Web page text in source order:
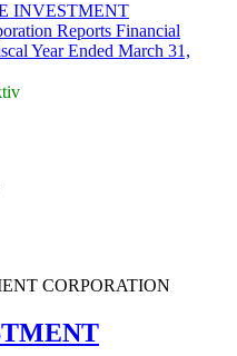
INVESTMENT
Reports Financial
Year Ended March 31,